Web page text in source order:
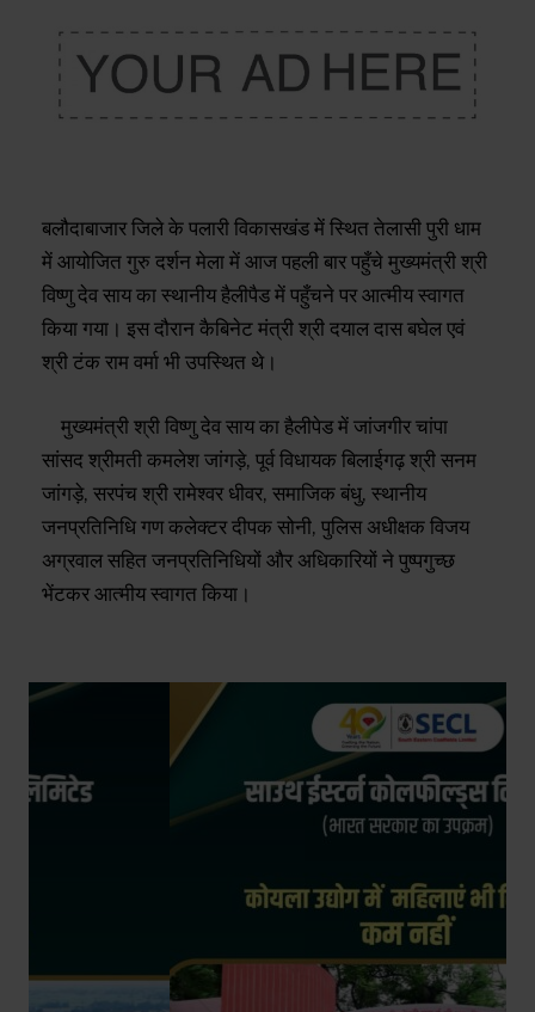
बलौदाबाजार जिले के पलारी विकासखंड में स्थित तेलासी पुरी धाम
में आयोजित गुरु दर्शन मेला में आज पहली बार पहुँचे मुख्यमंत्री श्री
विष्णु देव साय का स्थानीय हैलीपैड में पहुँचने पर आत्मीय स्वागत
किया गया। इस दौरान कैबिनेट मंत्री श्री दयाल दास बघेल एवं
श्री टंक राम वर्मा भी उपस्थित थे।
मुख्यमंत्री श्री विष्णु देव साय का हैलीपेड में जांजगीर चांपा
सांसद श्रीमती कमलेश जांगड़े, पूर्व विधायक बिलाईगढ़ श्री सनम
जांगड़े, सरपंच श्री रामेश्वर धीवर, समाजिक बंधु, स्थानीय
जनप्रतिनिधि गण कलेक्टर दीपक सोनी, पुलिस अधीक्षक विजय
अग्रवाल सहित जनप्रतिनिधियों और अधिकारियों ने पुष्पगुच्छ
भेंटकर आत्मीय स्वागत किया।